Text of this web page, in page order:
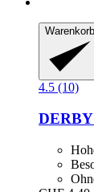
Warenkorb
4.5 (10)
DERBY